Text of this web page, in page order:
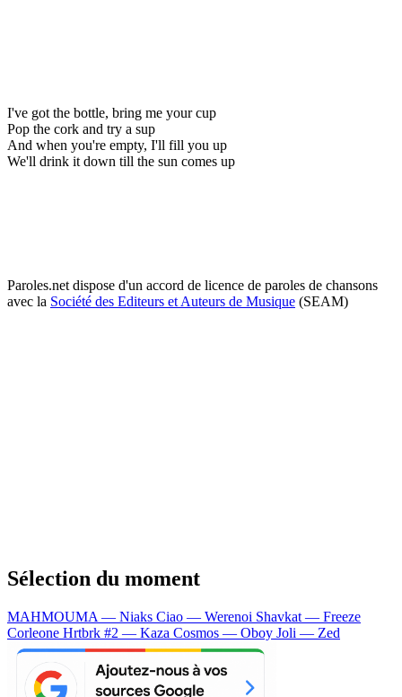
I've got the bottle, bring me your cup
Pop the cork and try a sup
And when you're empty, I'll fill you up
We'll drink it down till the sun comes up
Paroles.net dispose d'un accord de licence de paroles de chansons
avec la Société des Editeurs et Auteurs de Musique (SEAM)
Sélection du moment
MAHMOUMA — Niaks Ciao — Werenoi Shavkat — Freeze
Corleone Hrtbrk #2 — Kaza Cosmos — Oboy Joli — Zed